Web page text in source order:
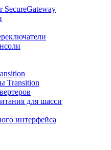
SecureGateway
Transition
для шасси
интерфейса